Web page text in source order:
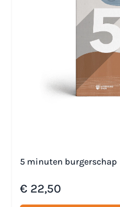
5 minuten burgerschap
€ 22,50